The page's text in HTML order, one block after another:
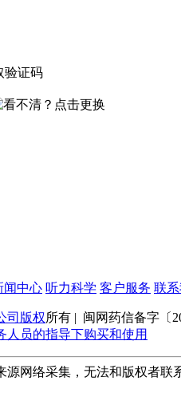
验证码
闻中心 听力科学 客户服务 联
司版权所有 | 闽网药信备字〔
人员的指导下购买和使用
源网络采集，无法和版权者